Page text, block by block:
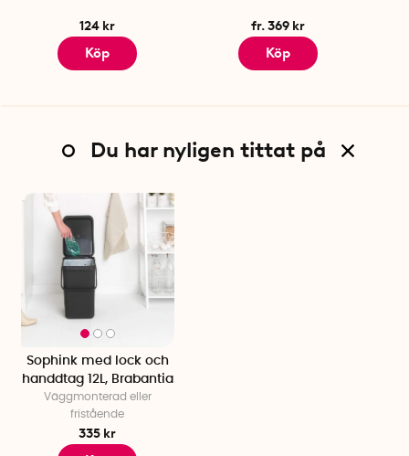
124 kr
Köp
fr. 369 kr
Köp
Du har nyligen tittat på
Sophink med lock och
handdtag 12L, Brabantia
Väggmonterad eller
fristående
335 kr